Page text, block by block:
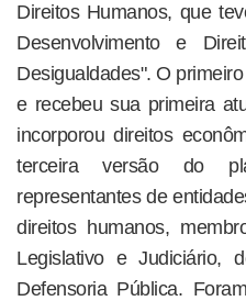
Direitos Humanos, que
Desenvolvimento e
Desigualdades". O
e recebeu sua primeira
incorporou direitos
terceira versão do
representantes de
direitos humanos,
Legislativo e Judiciário,
Defensoria Pública.